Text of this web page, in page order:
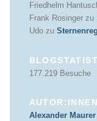
Friedhelm
Frank Rosingerzu
Udozu
177.219 Besuche
AUTOR:INNEN
Alexander Maurer